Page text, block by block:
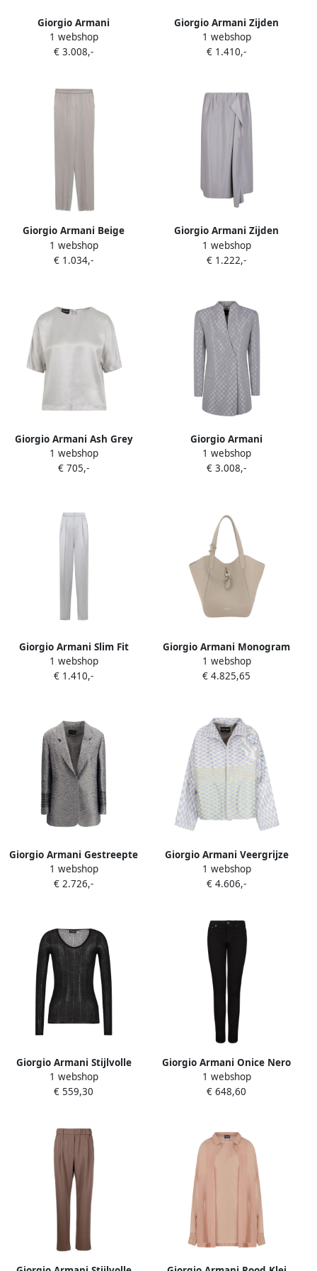
Giorgio Armani
Geometrische Jacquardjas
met pailletten White Dames
1 webshop
€ 3.008,-
Giorgio Armani Zijden
Chiffon Roze Blouse Pink
Dames
1 webshop
€ 1.410,-
Giorgio Armani Beige
Stijlvolle Broek Beige Dames
1 webshop
€ 1.034,-
Giorgio Armani Zijden
Dubbele Raso Rok Gray
Dames
1 webshop
€ 1.222,-
Giorgio Armani Ash Grey
Shirt met Ronde Hals Gray
Dames
1 webshop
€ 705,-
Giorgio Armani
Geometrische Jacquard
Paillettenjas Gray Dames
1 webshop
€ 3.008,-
Giorgio Armani Slim Fit
Broek Gray Dames
1 webshop
€ 1.410,-
Giorgio Armani Monogram
Leren Schoudertas Gray
Dames
1 webshop
€ 4.825,65
Giorgio Armani Gestreepte
Geborduurde Blazer met
Zakken Gray Dames
1 webshop
€ 2.726,-
Giorgio Armani Veergrijze
Caban Coat Gray Dames
1 webshop
€ 4.606,-
Giorgio Armani Stijlvolle
Sweater Uc99 Black Dames
1 webshop
€ 559,30
Giorgio Armani Onice Nero
5 Zakken Broek Black
Dames
1 webshop
€ 648,60